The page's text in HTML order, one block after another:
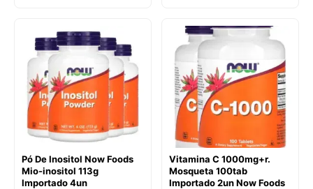
Pó De Inositol Now Foods
Mio-inositol 113g
Importado 4un
Vitamina C 1000mg+r.
Mosqueta 100tab
Importado 2un Now Foods